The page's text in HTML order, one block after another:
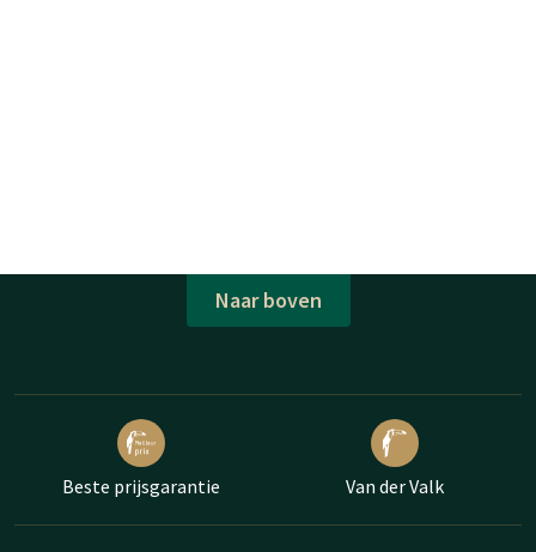
Naar boven
Beste prijsgarantie Van der Valk